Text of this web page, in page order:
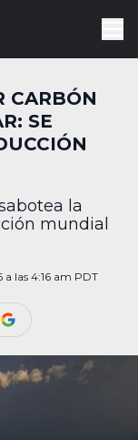
CARBÓN
SE
la
mundial
a las 4:16 am PDT